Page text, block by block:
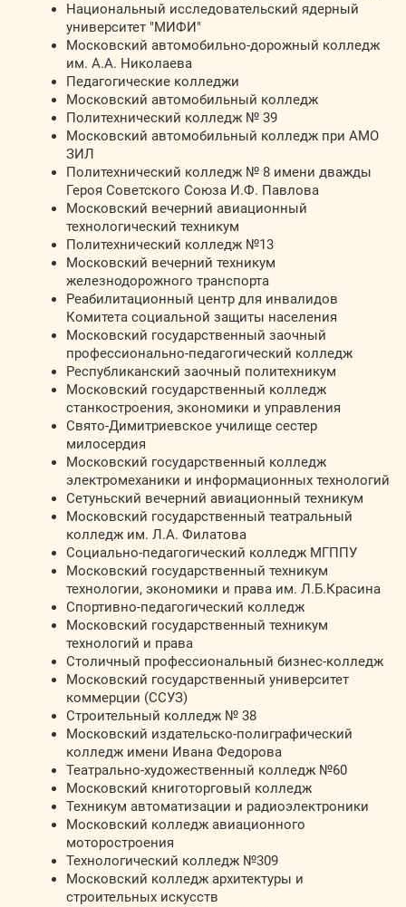
Национальный исследовательский ядерный
университет "МИФИ"
Московский автомобильно-дорожный колледж
им. А.А. Николаева
Педагогические колледжи
Московский автомобильный колледж
Политехнический колледж № 39
Московский автомобильный колледж при АМО
ЗИЛ
Политехнический колледж № 8 имени дважды
Героя Советского Союза И.Ф. Павлова
Московский вечерний авиационный
технологический техникум
Политехнический колледж №13
Московский вечерний техникум
железнодорожного транспорта
Реабилитационный центр для инвалидов
Комитета социальной защиты населения
Московский государственный заочный
профессионально-педагогический колледж
Республиканский заочный политехникум
Московский государственный колледж
станкостроения, экономики и управления
Свято-Димитриевское училище сестер
милосердия
Московский государственный колледж
электромеханики и информационных технологий
Сетуньский вечерний авиационный техникум
Московский государственный театральный
колледж им. Л.А. Филатова
Социально-педагогический колледж МГППУ
Московский государственный техникум
технологии, экономики и права им. Л.Б.Красина
Спортивно-педагогический колледж
Московский государственный техникум
технологий и права
Столичный профессиональный бизнес-колледж
Московский государственный университет
коммерции (ССУЗ)
Строительный колледж № 38
Московский издательско-полиграфический
колледж имени Ивана Федорова
Театрально-художественный колледж №60
Московский книготорговый колледж
Техникум автоматизации и радиоэлектроники
Московский колледж авиационного
моторостроения
Технологический колледж №309
Московский колледж архитектуры и
строительных искусств